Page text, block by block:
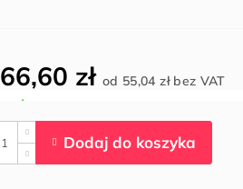
66,60 zł od 55,04 złbez VAT